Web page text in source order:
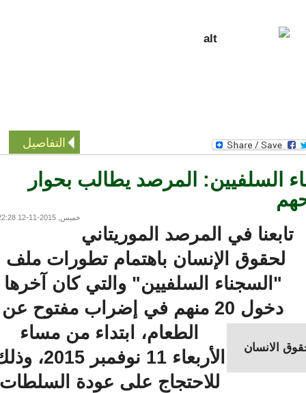
التفاصيل
المرصد يطالب بحوار
خميس, 2015-11-12 22:28
الانسان
في المرصد الموريتاني
لحقوق الإنسان باهتمام تطورات ملف
"السجناء السلفيين" والتي كان آخرها
دخول 20 منهم في إضراب مفتوح عن
الطعام، ابتداء من مساء
الأربعاء 11 نوفمبر 2015، وذلك
للاحتجاج على عودة السلطات